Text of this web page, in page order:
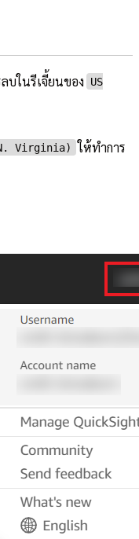
บในรีเจี้ยนของ
US
Virginia)
ให้ทำการ